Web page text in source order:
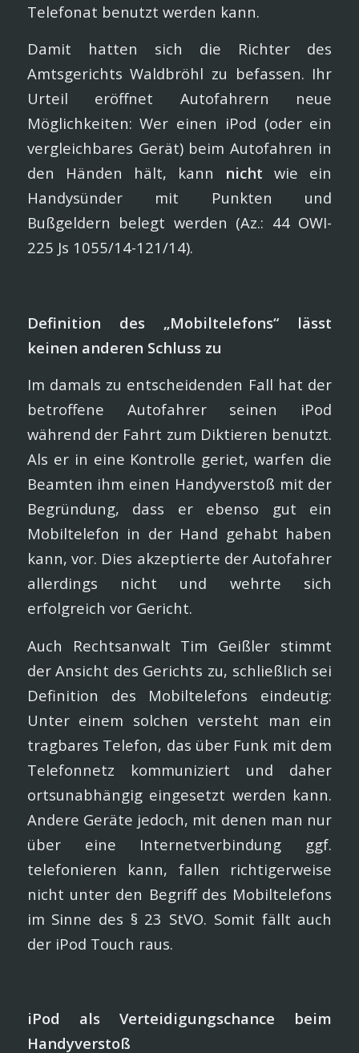
Telefonat benutzt werden kann.
Damit hatten sich die Richter des
Amtsgerichts Waldbröhl zu befassen. Ihr
Urteil eröffnet Autofahrern neue
Möglichkeiten: Wer einen iPod (oder ein
vergleichbares Gerät) beim Autofahren in
den Händen hält, kann nicht wie ein
Handysünder mit Punkten und
Bußgeldern belegt werden (Az.: 44 OWI-
225 Js 1055/14-121/14).
Definition des „Mobiltelefons“ lässt
keinen anderen Schluss zu
Im damals zu entscheidenden Fall hat der
betroffene Autofahrer seinen iPod
während der Fahrt zum Diktieren benutzt.
Als er in eine Kontrolle geriet, warfen die
Beamten ihm einen Handyverstoß mit der
Begründung, dass er ebenso gut ein
Mobiltelefon in der Hand gehabt haben
kann, vor. Dies akzeptierte der Autofahrer
allerdings nicht und wehrte sich
erfolgreich vor Gericht.
Auch Rechtsanwalt Tim Geißler stimmt
der Ansicht des Gerichts zu, schließlich sei
Definition des Mobiltelefons eindeutig:
Unter einem solchen versteht man ein
tragbares Telefon, das über Funk mit dem
Telefonnetz kommuniziert und daher
ortsunabhängig eingesetzt werden kann.
Andere Geräte jedoch, mit denen man nur
über eine Internetverbindung ggf.
telefonieren kann, fallen richtigerweise
nicht unter den Begriff des Mobiltelefons
im Sinne des § 23 StVO. Somit fällt auch
der iPod Touch raus.
iPod als Verteidigungschance beim
Handyverstoß